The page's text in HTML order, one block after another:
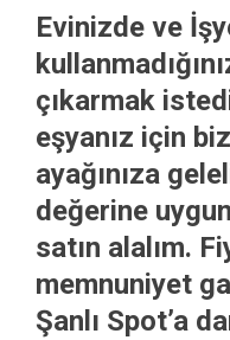
Evinizde ve
çıkarmak
eşyanız için
ayağınıza
değerine
satın alalım.
memnuniyet
Şanlı Spot’a